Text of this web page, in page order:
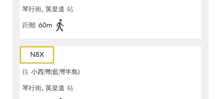
琴行街, 英皇道 站
距離 60m
N8X
往 小西灣(藍灣半島)
琴行街, 英皇道 站